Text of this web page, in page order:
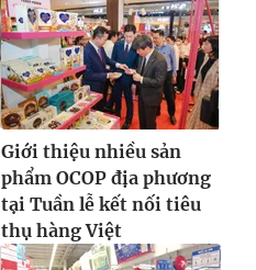
Giới thiệu nhiều sản
phẩm OCOP địa phương
tại Tuần lễ kết nối tiêu
thụ hàng Việt